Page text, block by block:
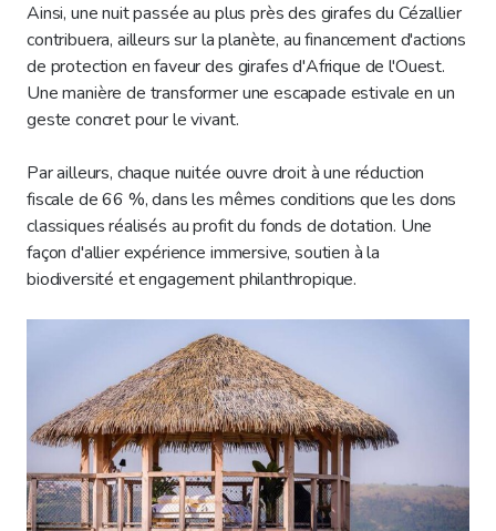
Ainsi, une nuit passée au plus près des girafes du Cézallier
contribuera, ailleurs sur la planète, au financement d'actions
de protection en faveur des girafes d'Afrique de l'Ouest.
Une manière de transformer une escapade estivale en un
geste concret pour le vivant.
Par ailleurs, chaque nuitée ouvre droit à une réduction
fiscale de 66 %, dans les mêmes conditions que les dons
classiques réalisés au profit du fonds de dotation. Une
façon d'allier expérience immersive, soutien à la
biodiversité et engagement philanthropique.